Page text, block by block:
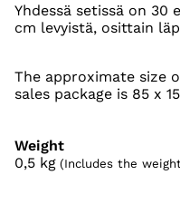
Yhdessä setissä on 30
cm levyistä, osittain
The approximate size
sales package is 85 x
Weight
0,5 kg (Includes the